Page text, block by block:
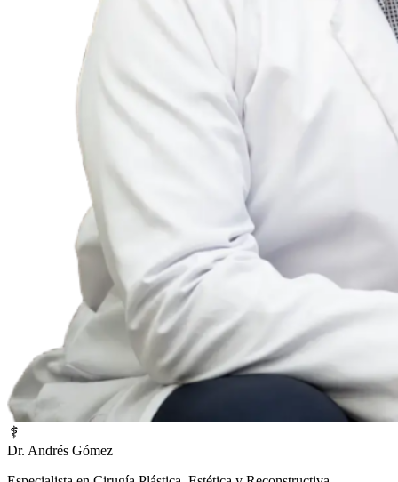
Dr. Andrés Gómez